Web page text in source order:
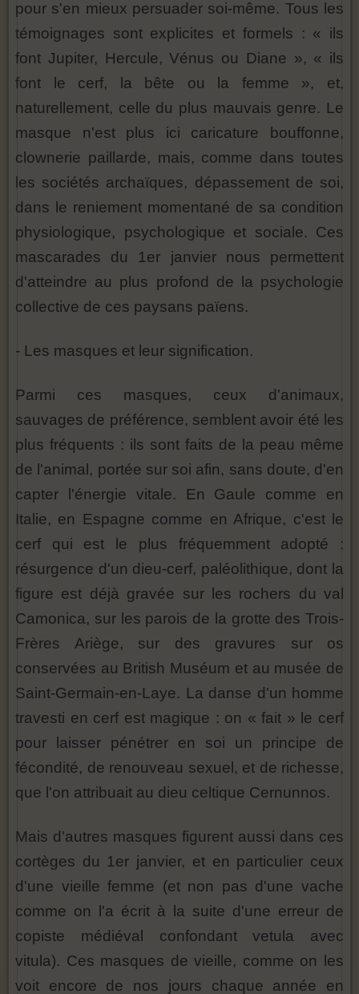
pour s'en mieux persuader soi-même. Tous les
témoignages sont explicites et formels : « ils
font Jupiter, Hercule, Vénus ou Diane », « ils
font le cerf, la bête ou la femme », et,
naturellement, celle du plus mauvais genre. Le
masque n'est plus ici caricature bouffonne,
clownerie paillarde, mais, comme dans toutes
les sociétés archaïques, dépassement de soi,
dans le reniement momentané de sa condition
physiologique, psychologique et sociale. Ces
mascarades du 1er janvier nous permettent
d'atteindre au plus profond de la psychologie
collective de ces paysans païens.
- Les masques et leur signification.
Parmi ces masques, ceux d'animaux,
sauvages de préférence, semblent avoir été les
plus fréquents : ils sont faits de la peau même
de l'animal, portée sur soi afin, sans doute, d'en
capter l'énergie vitale. En Gaule comme en
Italie, en Espagne comme en Afrique, c'est le
cerf qui est le plus fréquemment adopté :
résurgence d'un dieu-cerf, paléolithique, dont la
figure est déjà gravée sur les rochers du val
Camonica, sur les parois de la grotte des Trois-
Frères Ariège, sur des gravures sur os
conservées au British Muséum et au musée de
Saint-Germain-en-Laye. La danse d'un homme
travesti en cerf est magique : on « fait » le cerf
pour laisser pénétrer en soi un principe de
fécondité, de renouveau sexuel, et de richesse,
que l'on attribuait au dieu celtique Cernunnos.
Mais d'autres masques figurent aussi dans ces
cortèges du 1er janvier, et en particulier ceux
d'une vieille femme (et non pas d'une vache
comme on l'a écrit à la suite d'une erreur de
copiste médiéval confondant vetula avec
vitula). Ces masques de vieille, comme on les
voit encore de nos jours chaque année en